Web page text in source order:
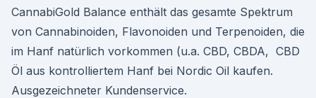
CannabiGold Balance enthält das gesamte Spektrum
von Cannabinoiden, Flavonoiden und Terpenoiden, die
im Hanf natürlich vorkommen (u.a. CBD, CBDA, CBD
Öl aus kontrolliertem Hanf bei Nordic Oil kaufen.
Ausgezeichneter Kundenservice.